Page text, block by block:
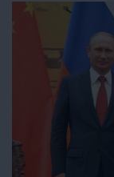
“autorização”
Enquanto
Unidos, o
apreciou o
caminho do país
mais elevado
Moscovo
reconhecidos
opções
coincidentes